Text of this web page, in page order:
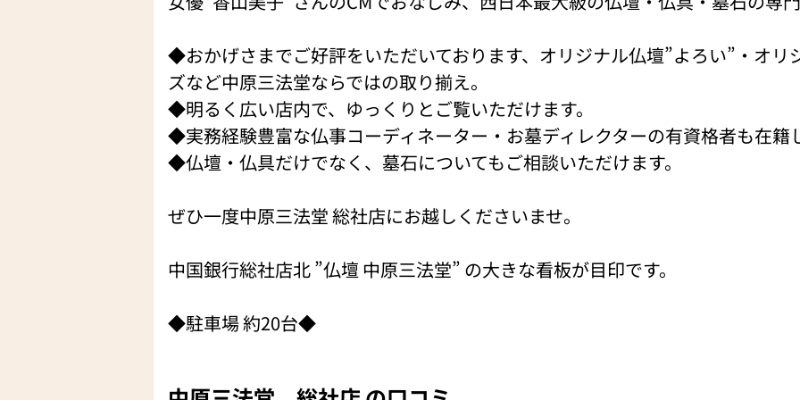
◆おかげさまでご好評をいただいております、オリジナル仏壇”よろい”・オリ
ズなど中原三法堂ならではの取り揃え。
◆明るく広い店内で、ゆっくりとご覧いただけます。
◆実務経験豊富な仏事コーディネーター・お墓ディレクターの有資格者も在籍
◆仏壇・仏具だけでなく、墓石についてもご相談いただけます。
ぜひ一度中原三法堂 総社店にお越しくださいませ。
中国銀行総社店北 ”仏壇 中原三法堂” の大きな看板が目印です。
◆駐車場 約20台◆